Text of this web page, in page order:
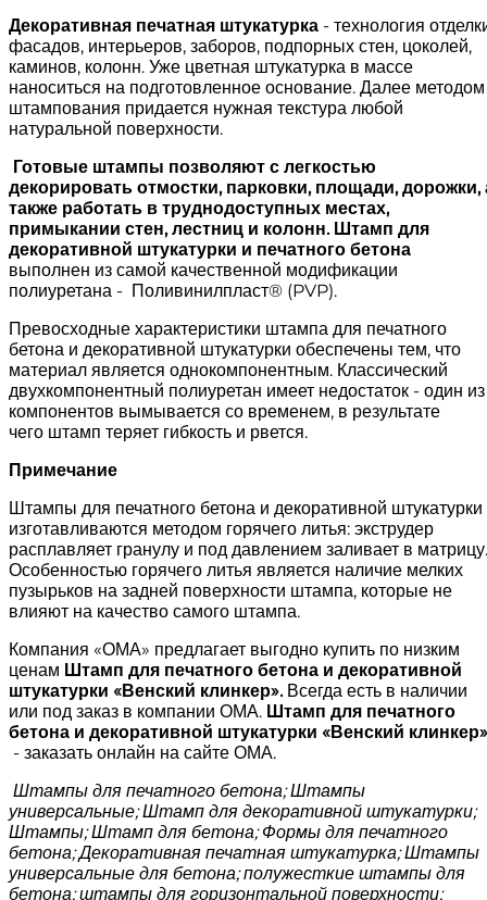
Декоративная печатная штукатурка - технология
фасадов, интерьеров, заборов, подпорных стен, цоколей,
каминов, колонн. Уже цветная штукатурка в массе
наноситься на подготовленное основание. Далее методом
штампования придается нужная текстура любой
натуральной поверхности.
Готовые штампы позволяют с легкостью
декорировать отмостки, парковки, площади, дорожки,
также работать в труднодоступных местах,
примыкании стен, лестниц и колонн. Штамп для
декоративной штукатурки и печатного бетона
выполнен из самой качественной модификации
полиуретана - Поливинилпласт® (PVP).
Превосходные характеристики штампа для печатного
бетона и декоративной штукатурки обеспечены тем, что
материал является однокомпонентным. Классический
двухкомпонентный полиуретан имеет недостаток - один из
компонентов вымывается со временем, в результате
чего штамп теряет гибкость и рвется.
Примечание
Штампы для печатного бетона и декоративной штукатурки
изготавливаются методом горячего литья: экструдер
расплавляет гранулу и под давлением заливает в матрицу.
Особенностью горячего литья является наличие мелких
пузырьков на задней поверхности штампа, которые не
влияют на качество самого штампа.
Компания «ОМА» предлагает выгодно купить по низким
ценам Штамп для печатного бетона и декоративной
штукатурки «Венский клинкер».Всегда есть в наличии
или под заказ в компании ОМА. Штамп для печатного
бетона и декоративной штукатурки «Венский клинкер»
- заказать онлайн на сайте ОМА.
Штампы для печатного бетона; Штампы
универсальные; Штамп для декоративной штукатурки;
Штампы; Штамп для бетона; Формы для печатного
бетона; Декоративная печатная штукатурка; Штампы
универсальные для бетона; полужесткие штампы для
бетона; штампы для горизонтальной поверхности;